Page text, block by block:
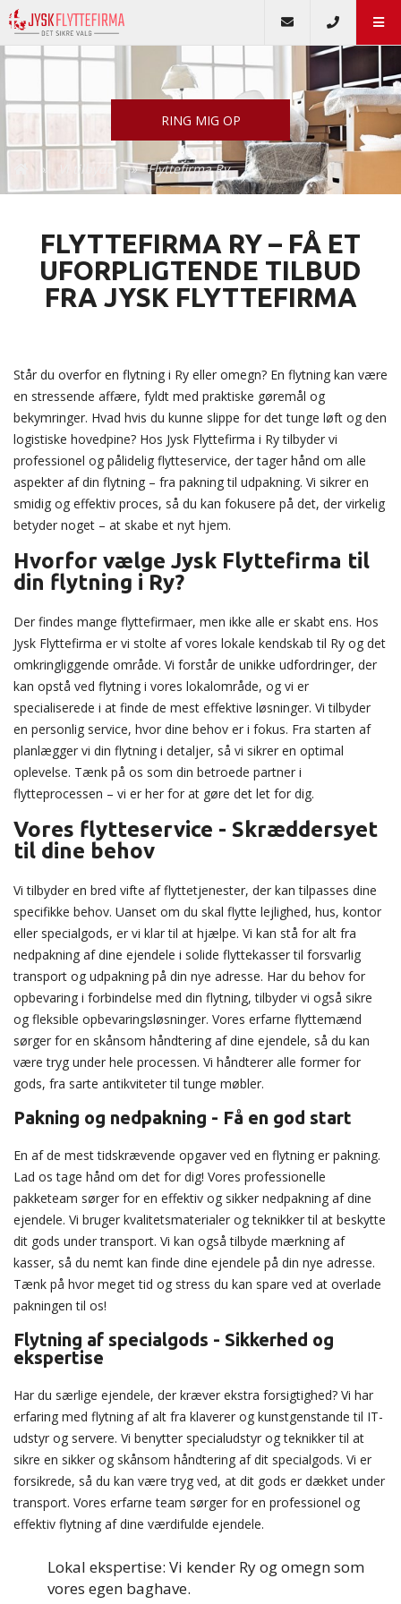
RING MIG OP
Vi tilbyder Flyttefirma Ry
FLYTTEFIRMA RY – FÅ ET
UFORPLIGTENDE TILBUD
FRA JYSK FLYTTEFIRMA
Står du overfor en flytning i Ry eller omegn? En flytning kan være
en stressende affære, fyldt med praktiske gøremål og
bekymringer. Hvad hvis du kunne slippe for det tunge løft og den
logistiske hovedpine? Hos Jysk Flyttefirma i Ry tilbyder vi
professionel og pålidelig flytteservice, der tager hånd om alle
aspekter af din flytning – fra pakning til udpakning. Vi sikrer en
smidig og effektiv proces, så du kan fokusere på det, der virkelig
betyder noget – at skabe et nyt hjem.
Hvorfor vælge Jysk Flyttefirma til
din flytning i Ry?
Der findes mange flyttefirmaer, men ikke alle er skabt ens. Hos
Jysk Flyttefirma er vi stolte af vores lokale kendskab til Ry og det
omkringliggende område. Vi forstår de unikke udfordringer, der
kan opstå ved flytning i vores lokalområde, og vi er
specialiserede i at finde de mest effektive løsninger. Vi tilbyder
en personlig service, hvor dine behov er i fokus. Fra starten af
planlægger vi din flytning i detaljer, så vi sikrer en optimal
oplevelse. Tænk på os som din betroede partner i
flytteprocessen – vi er her for at gøre det let for dig.
Vores flytteservice - Skræddersyet
til dine behov
Vi tilbyder en bred vifte af flyttetjenester, der kan tilpasses dine
specifikke behov. Uanset om du skal flytte lejlighed, hus, kontor
eller specialgods, er vi klar til at hjælpe. Vi kan stå for alt fra
nedpakning af dine ejendele i solide flyttekasser til forsvarlig
transport og udpakning på din nye adresse. Har du behov for
opbevaring i forbindelse med din flytning, tilbyder vi også sikre
og fleksible opbevaringsløsninger. Vores erfarne flyttemænd
sørger for en skånsom håndtering af dine ejendele, så du kan
være tryg under hele processen. Vi håndterer alle former for
gods, fra sarte antikviteter til tunge møbler.
Pakning og nedpakning - Få en god start
En af de mest tidskrævende opgaver ved en flytning er pakning.
Lad os tage hånd om det for dig! Vores professionelle
pakketeam sørger for en effektiv og sikker nedpakning af dine
ejendele. Vi bruger kvalitetsmaterialer og teknikker til at beskytte
dit gods under transport. Vi kan også tilbyde mærkning af
kasser, så du nemt kan finde dine ejendele på din nye adresse.
Tænk på hvor meget tid og stress du kan spare ved at overlade
pakningen til os!
Flytning af specialgods - Sikkerhed og
ekspertise
Har du særlige ejendele, der kræver ekstra forsigtighed? Vi har
erfaring med flytning af alt fra klaverer og kunstgenstande til IT-
udstyr og servere. Vi benytter specialudstyr og teknikker til at
sikre en sikker og skånsom håndtering af dit specialgods. Vi er
forsikrede, så du kan være tryg ved, at dit gods er dækket under
transport. Vores erfarne team sørger for en professionel og
effektiv flytning af dine værdifulde ejendele.
Lokal ekspertise: Vi kender Ry og omegn som
vores egen baghave.